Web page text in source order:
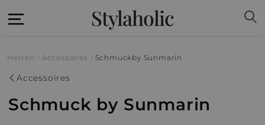
Stylaholic
Herren Accessoires Schmuckby Sunmarin
Accessoires
Schmuck by Sunmarin